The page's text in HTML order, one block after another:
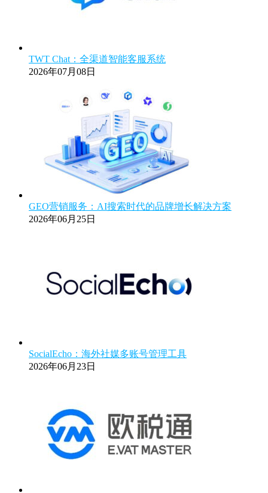
TWT Chat：全渠道智能客服系统
2026年07月08日
GEO营销服务：AI搜索时代的品牌增长解决方案
2026年06月25日
SocialEcho：海外社媒多账号管理工具
2026年06月23日